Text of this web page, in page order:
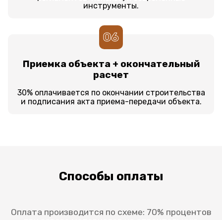
инструменты.
06
Приемка объекта + окончательный
расчет
30% оплачивается по окончании строительства
и подписания акта приема-передачи объекта.
Способы оплаты
Оплата производится по схеме: 70% процентов